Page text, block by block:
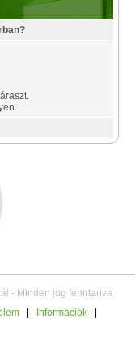
- Minden jog fenntartva
Információk